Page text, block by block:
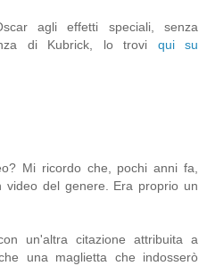
agli effetti speciali, senza
di Kubrick, lo trovi qui su
Mi ricordo che, pochi anni fa,
video del genere. Era proprio un
un'altra citazione attribuita a
una maglietta che indosserò